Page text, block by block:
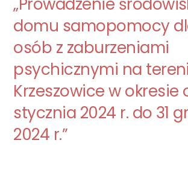
„Prowadzenie
domu samopomocy
osób z zaburzeniami
psychicznymi na
Krzeszowice w okresie
stycznia 2024 r. do 31
2024 r.”